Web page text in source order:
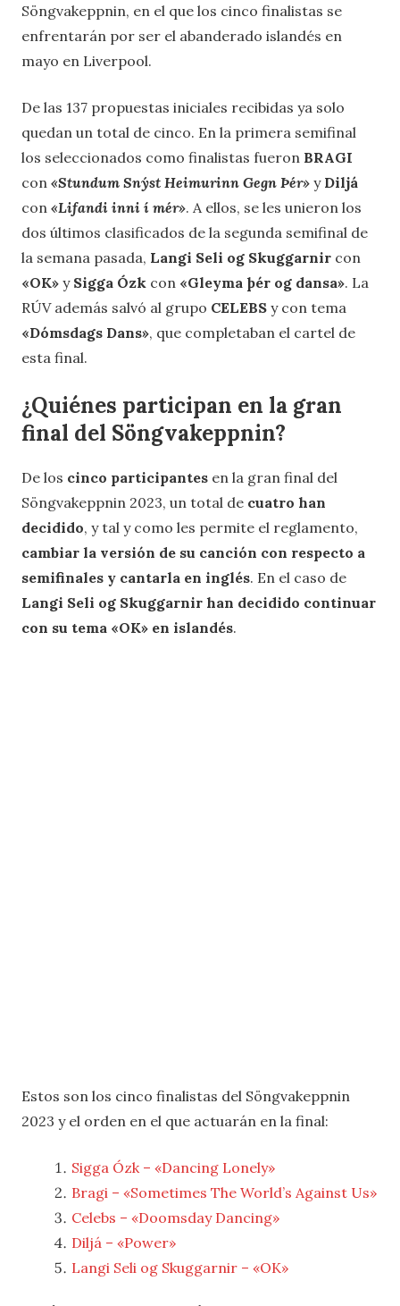
Söngvakeppnin, en el que los cinco finalistas se
enfrentarán por ser el abanderado islandés en
mayo en Liverpool.
De las 137 propuestas iniciales recibidas ya solo
quedan un total de cinco. En la primera semifinal
los seleccionados como finalistas fueron BRAGI
con «Stundum Snýst Heimurinn Gegn Þér» y Diljá
con «Lifandi inni í mér». A ellos, se les unieron los
dos últimos clasificados de la segunda semifinal de
la semana pasada, Langi Seli og Skuggarnir con
«OK» y Sigga Ózk con «Gleyma þér og dansa». La
RÚV además salvó al grupo CELEBS y con tema
«Dómsdags Dans», que completaban el cartel de
esta final.
¿Quiénes participan en la gran
final del Söngvakeppnin?
De los cinco participantes en la gran final del
Söngvakeppnin 2023, un total de cuatro han
decidido, y tal y como les permite el reglamento,
cambiar la versión de su canción con respecto a
semifinales y cantarla en inglés. En el caso de
Langi Seli og Skuggarnir han decidido continuar
con su tema «OK» en islandés.
Estos son los cinco finalistas del Söngvakeppnin
2023 y el orden en el que actuarán en la final:
Sigga Ózk – «Dancing Lonely»
Bragi – «Sometimes The World’s Against Us»
Celebs – «Doomsday Dancing»
Diljá – «Power»
Langi Seli og Skuggarnir – «OK»